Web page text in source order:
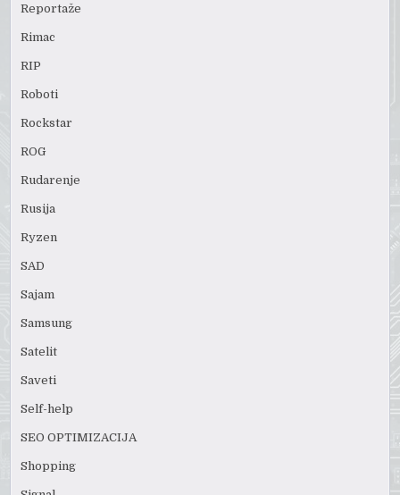
Reportaže
Rimac
RIP
Roboti
Rockstar
ROG
Rudarenje
Rusija
Ryzen
SAD
Sajam
Samsung
Satelit
Saveti
Self-help
SEO OPTIMIZACIJA
Shopping